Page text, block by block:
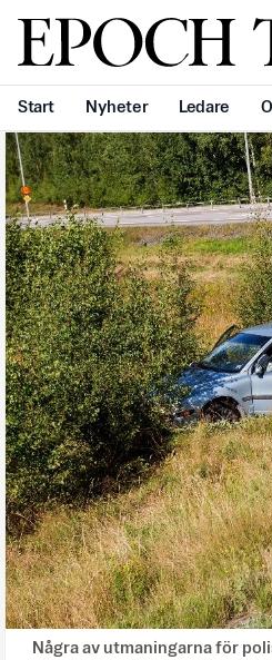
Svenska Epoch
Start Nyheter Ledare
Några av utmaningarna för